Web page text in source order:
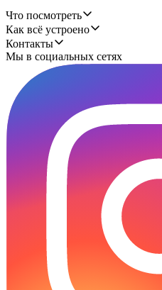
Что посмотреть
Как всё устроено
Контакты
Мы в социальных сетях